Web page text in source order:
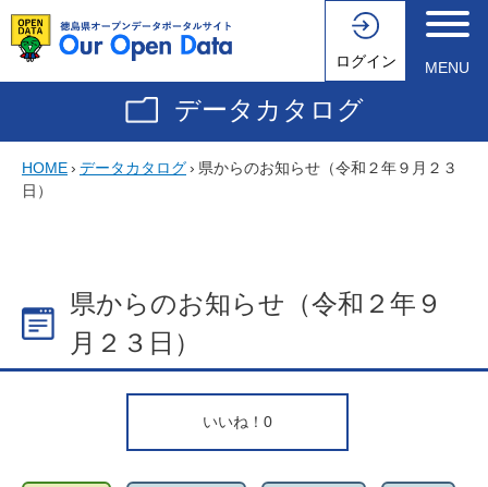
ログイン MENU
データカタログ
HOME› データカタログ› 県からのお知らせ（令和２年９月２３
日）
県からのお知らせ（令和２年９
月２３日）
いいね！ 0